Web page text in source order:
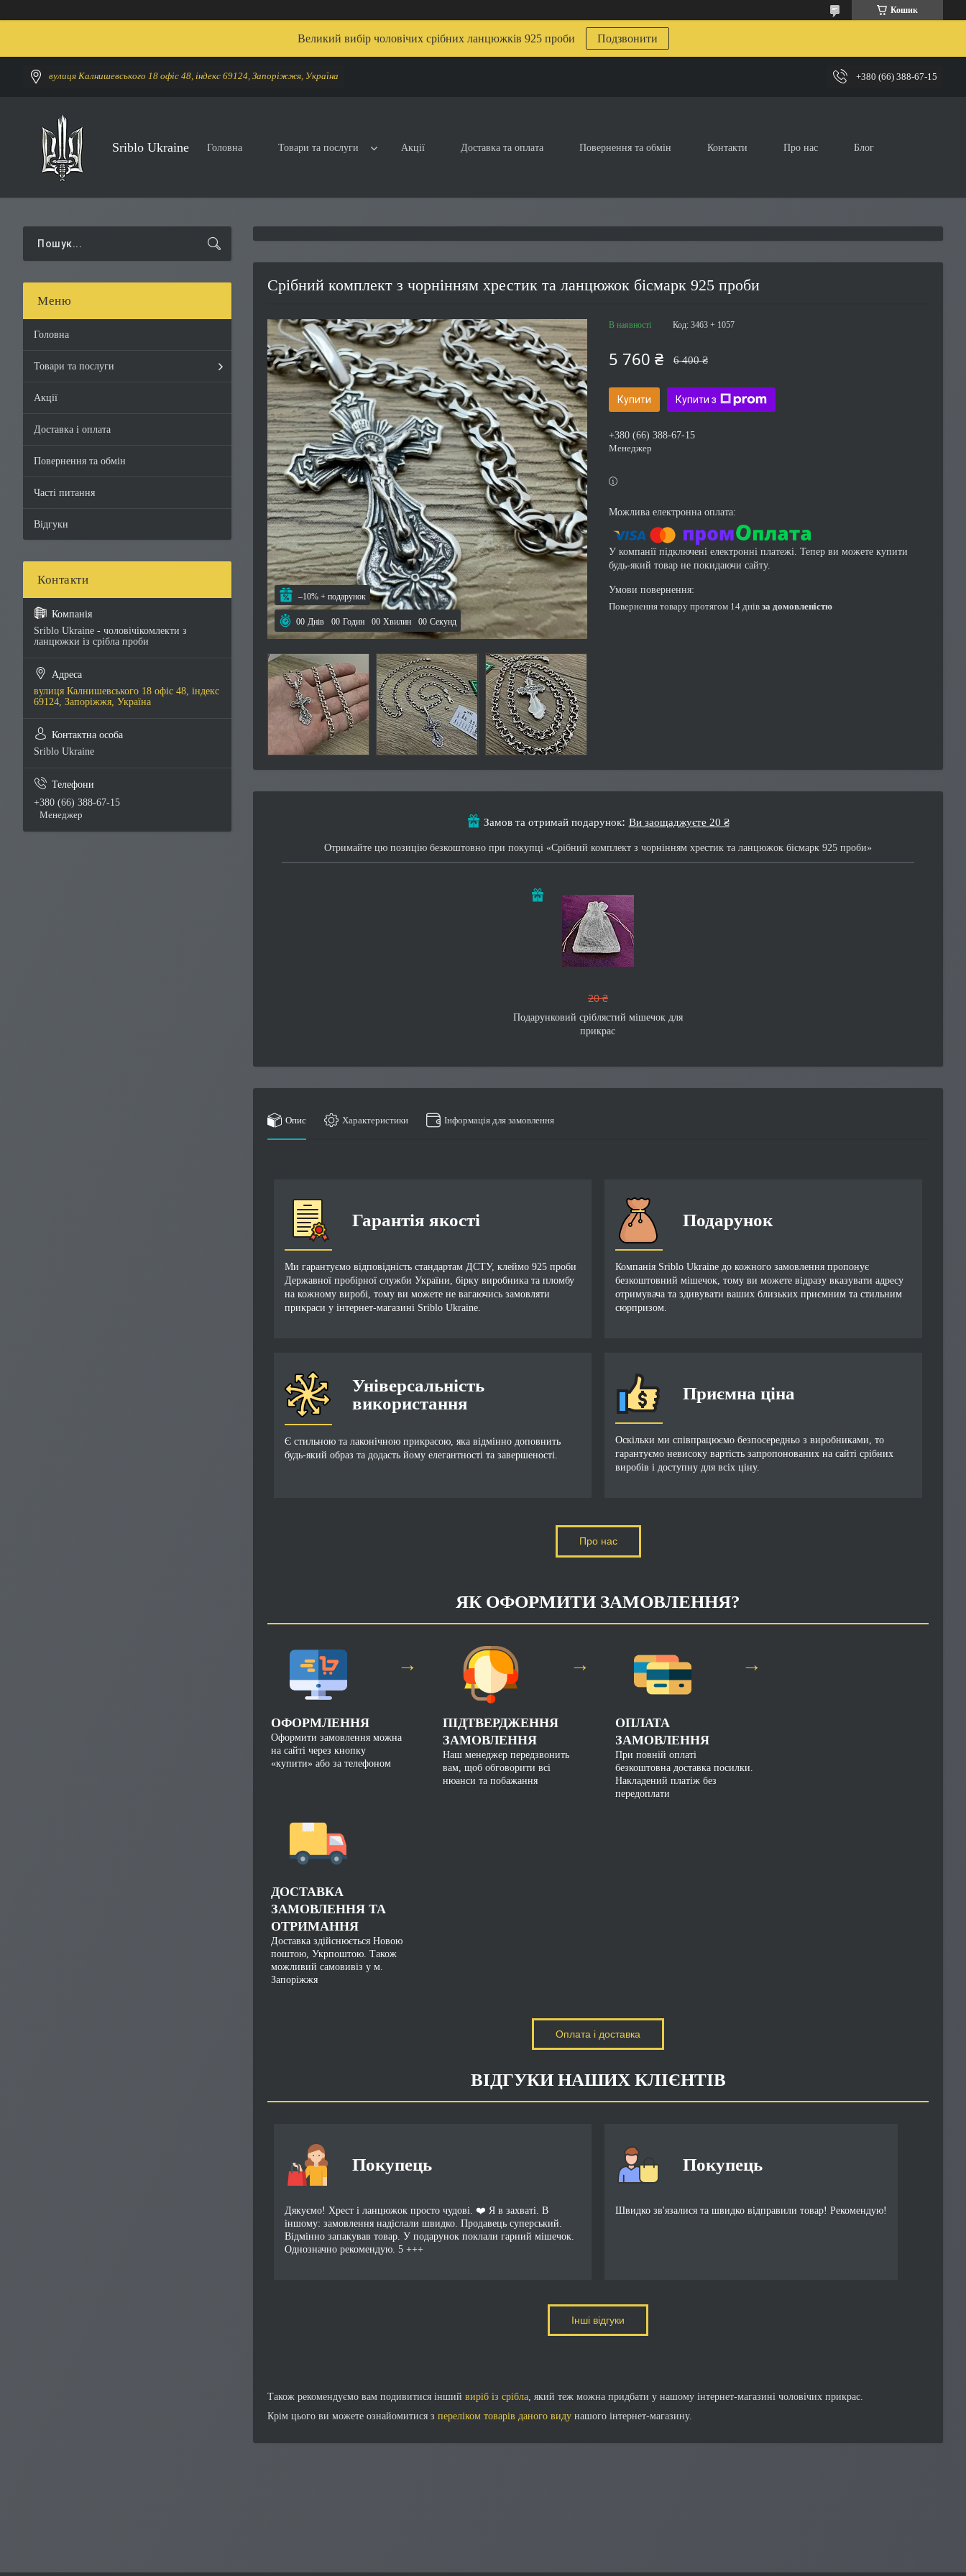
Кошик
Великий вибір чоловічих срібних ланцюжків 925 проби Подзвонити
вулиця Калнишевського 18 офіс 48, індекс 69124, Запоріжжя, Україна +380 (66) 388-67-15
Sriblo Ukraine Головна Товари та послуги Акції Доставка та оплата Повернення та обмін Контакти Про нас Блог
Срібний комплект з чорнінням хрестик та ланцюжок бісмарк 925 проби
–10%
00 Днів 00 Годин 00 Хвилин 00 Секунд
В наявності Код: 3463 + 1057
6 400 ₴
5 760 ₴
Купити Купити з
+380 (66) 388-67-15
Менеджер
У компанії підключені електронні платежі. Тепер ви можете купити
будь-який товар не покидаючи сайту.
повернення товару протягом 14 днів за домовленістю
Замов та отримай подарунок Ви заощаджуєте 20 ₴
Отримайте цю позицію безкоштовно при покупці «Срібний комплект з чорнінням хрестик та ланцюжок бісмарк 925 проби»
20 ₴
Подарунковий сріблястий мішечок для
прикрас
Опис Характеристики Інформація для замовлення
Гарантія якості
Ми гарантуємо відповідність стандартам ДСТУ, клеймо 925 проби
Державної пробірної служби України, бірку виробника та пломбу
на кожному виробі, тому ви можете не вагаючись замовляти
прикраси у інтернет-магазині Sriblo Ukraine.
Подарунок
Компанія Sriblo Ukraine до кожного замовлення пропонує
безкоштовний мішечок, тому ви можете відразу вказувати адресу
отримувача та здивувати ваших близьких приємним та стильним
сюрпризом.
Універсальність
використання
Є стильною та лаконічною прикрасою, яка відмінно доповнить
будь-який образ та додасть йому елегантності та завершеності.
Приємна ціна
Оскільки ми співпрацюємо безпосередньо з виробниками, то
гарантуємо невисоку вартість запропонованих на сайті срібних
виробів і доступну для всіх ціну.
Про нас
ЯК ОФОРМИТИ ЗАМОВЛЕННЯ?
ОФОРМЛЕННЯ
Оформити замовлення можна
на сайті через кнопку
«купити» або за телефоном
→
ПІДТВЕРДЖЕННЯ
ЗАМОВЛЕННЯ
Наш менеджер передзвонить
вам, щоб обговорити всі
нюанси та побажання
→
ОПЛАТА
ЗАМОВЛЕННЯ
При повній оплаті
безкоштовна доставка посилки.
Накладений платіж без
передоплати
→
ДОСТАВКА
ЗАМОВЛЕННЯ ТА
ОТРИМАННЯ
Доставка здійснюється Новою
поштою, Укрпоштою. Також
можливий самовивіз у м.
Запоріжжя
Оплата і доставка
ВІДГУКИ НАШИХ КЛІЄНТІВ
Покупець
Дякуємо! Хрест і ланцюжок просто чудові. ❤️ Я в захваті. В
іншому: замовлення надіслали швидко. Продавець суперський.
Відмінно запакував товар. У подарунок поклали гарний мішечок.
Однозначно рекомендую. 5 +++
Покупець
Швидко зв'язалися та швидко відправили товар! Рекомендую!
Інші відгуки
Також рекомендуємо вам подивитися інший виріб із срібла , який теж можна придбати у нашому інтернет-магазині чоловічих прикрас.
Крім цього ви можете ознайомитися з переліком товарів даного виду нашого інтернет-магазину.
Головна
Товари та послуги
Акції
Доставка і оплата
Повернення та обмін
Часті питання
Відгуки
Sriblo Ukraine - чоловічікомлекти з
ланцюжки із срібла проби
вулиця Калнишевського 18 офіс 48, індекс
69124, Запоріжжя, Україна
Sriblo Ukraine
+380 (66) 388-67-15
Менеджер